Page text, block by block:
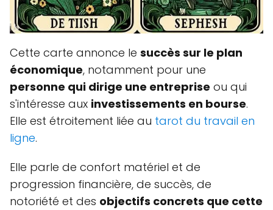
Cette carte annonce le succès sur le plan
économique, notamment pour une
personne qui dirige une entreprise ou qui
s'intéresse aux investissements en bourse.
Elle est étroitement liée au tarot du travail en
ligne.
Elle parle de confort matériel et de
progression financière, de succès, de
notoriété et des objectifs concrets que cette